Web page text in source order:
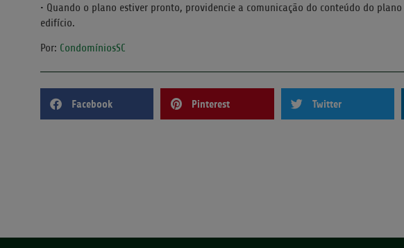
• Quando o plano estiver pronto, providencie a comunicação do conteúdo do
edifício.
Por: CondomíniosSC
Facebook Pinterest Twitter